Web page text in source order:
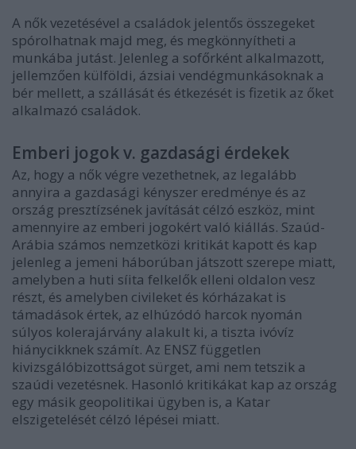
A nők vezetésével a családok jelentős összegeket
spórolhatnak majd meg, és megkönnyítheti a
munkába jutást. Jelenleg a sofőrként alkalmazott,
jellemzően külföldi, ázsiai vendégmunkásoknak a
bér mellett, a szállását és étkezését is fizetik az őket
alkalmazó családok.
Emberi jogok v. gazdasági érdekek
Az, hogy a nők végre vezethetnek, az legalább
annyira a gazdasági kényszer eredménye és az
ország presztízsének javítását célzó eszköz, mint
amennyire az emberi jogokért való kiállás. Szaúd-
Arábia számos nemzetközi kritikát kapott és kap
jelenleg a jemeni háborúban játszott szerepe miatt,
amelyben a huti síita felkelők elleni oldalon vesz
részt, és amelyben civileket és kórházakat is
támadások értek, az elhúzódó harcok nyomán
súlyos kolerajárvány alakult ki, a tiszta ivóvíz
hiánycikknek számít. Az ENSZ független
kivizsgálóbizottságot sürget, ami nem tetszik a
szaúdi vezetésnek. Hasonló kritikákat kap az ország
egy másik geopolitikai ügyben is, a Katar
elszigetelését célzó lépései miatt.